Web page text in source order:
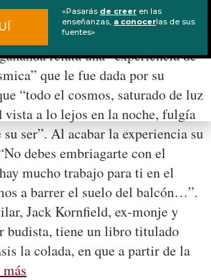
vivir / Enjoy the problem
de un yogui,
relata una “experiencia de
que le fue dada por su
“todo el cosmos, saturado de luz
vista a lo lejos en la noche, fulgía
ser”. Al acabar la experiencia su
debes embriagarte con el
mucho trabajo para ti en el
a barrer el suelo del balcón…”.
Jack Kornfield, ex-monje y
budista, tiene un libro titulado
la colada, en que a partir de la
«Pasarás de creer en las
enseñanzas, a conocerlas de sus
fuentes»